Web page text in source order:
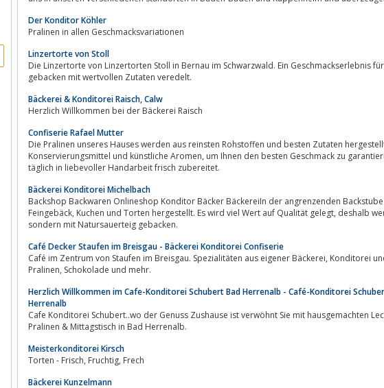
Der Konditor Köhler
Pralinen in allen Geschmacksvariationen
Linzertorte von Stoll
Die Linzertorte von Linzertorten Stoll in Bernau im Schwarzwald. Ein Geschmackserlebnis
gebacken mit wertvollen Zutaten veredelt.
Bäckerei & Konditorei Raisch, Calw
Herzlich Willkommen bei der Bäckerei Raisch
Confiserie Rafael Mutter
Die Pralinen unseres Hauses werden aus reinsten Rohstoffen und besten Zutaten
Konservierungsmittel und künstliche Aromen, um Ihnen den besten Geschmack zu garantieren. Sämtliche Produkte werden
täglich in liebevoller Handarbeit frisch zubereitet.
Bäckerei Konditorei Michelbach
Backshop Backwaren Onlineshop Konditor Bäcker BäckereiIn der angrenzenden Backstube werden
Feingebäck, Kuchen und Torten hergestellt. Es wird viel Wert auf Qualität gelegt, deshalb werden viele Brote ohne Backmittel,
sondern mit Natursauerteig gebacken.
Café Decker Staufen im Breisgau - Bäckerei Konditorei Confiserie
Café im Zentrum von Staufen im Breisgau. Spezialitäten aus eigener Bäckerei, Konditorei und Confiserie. Mit Online-Shop für
Pralinen, Schokolade und mehr.
Herzlich Willkommen im Cafe-Konditorei Schubert Bad Herrenalb - Café-Konditorei
Herrenalb
Cafe Konditorei Schubert..wo der Genuss Zushause ist verwöhnt Sie mit hausgemachten Leckereien, wie Torten, Kuchen,
Pralinen & Mittagstisch in Bad Herrenalb.
Meisterkonditorei Kirsch
Torten - Frisch, Fruchtig, Frech
Bäckerei Kunzelmann